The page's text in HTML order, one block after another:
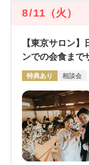
8/11 （火）
【東京サロン
ンでの会食まで
特典あり 相談会